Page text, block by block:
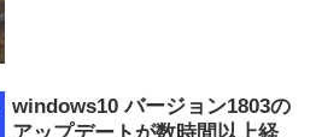
windows10 バージョン1803の